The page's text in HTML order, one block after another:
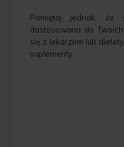
Pamiętaj jednak, że
dostosowana do
się z lekarzem lub
suplementy.